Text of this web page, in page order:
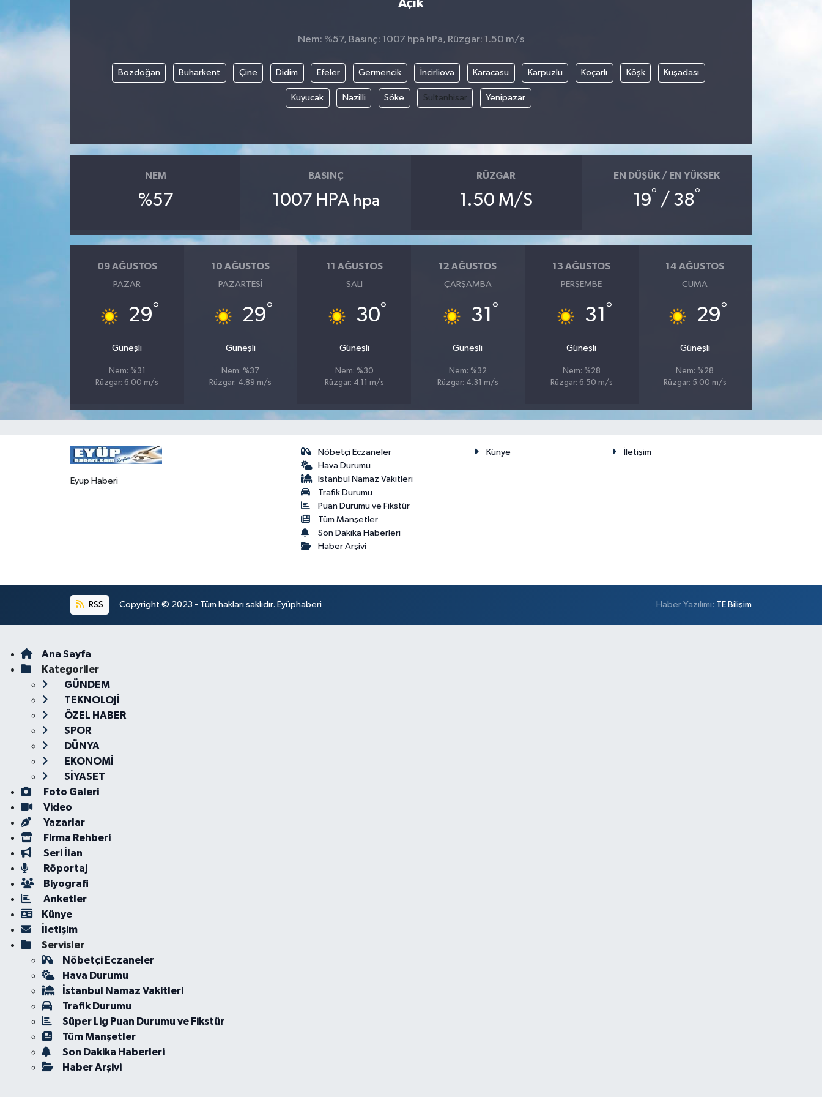
Açık
Nem: %57, Basınç: 1007 hpa hPa, Rüzgar: 1.50 m/s
Bozdoğan Buharkent Çine Didim Efeler Germencik İncirliova Karacasu Karpuzlu Koçarlı Köşk Kuşadası
Kuyucak Nazilli Söke Sultanhisar Yenipazar
NEM
%57
BASINÇ
1007 HPA hpa
RÜZGAR
1.50 M/S
EN DÜŞÜK / EN YÜKSEK
19° / 38°
09 AĞUSTOS
PAZAR
29°
Güneşli
Nem: %31
Rüzgar: 6.00 m/s
10 AĞUSTOS
PAZARTESI
29°
Güneşli
Nem: %37
Rüzgar: 4.89 m/s
11 AĞUSTOS
SALI
30°
Güneşli
Nem: %30
Rüzgar: 4.11 m/s
12 AĞUSTOS
ÇARŞAMBA
31 °
Güneşli
Nem: %32
Rüzgar: 4.31 m/s
13 AĞUSTOS
PERŞEMBE
31 °
Güneşli
Nem: %28
Rüzgar: 6.50 m/s
14 AĞUSTOS
CUMA
29°
Güneşli
Nem: %28
Rüzgar: 5.00 m/s
Eyup Haberi
Nöbetçi Eczaneler
Hava Durumu
İstanbul Namaz Vakitleri
Trafik Durumu
Puan Durumu ve Fikstür
Tüm Manşetler
Son Dakika Haberleri
Haber Arşivi
Künye İletişim
RSS Copyright © 2023 - Tüm hakları saklıdır. Eyüphaberi Haber Yazılımı: TE Bilişim
Ana Sayfa
Kategoriler
GÜNDEM
TEKNOLOJİ
ÖZEL HABER
SPOR
DÜNYA
EKONOMİ
SİYASET
Foto Galeri
Video
Yazarlar
Firma Rehberi
Seri İlan
Röportaj
Biyografi
Anketler
Künye
İletişim
Servisler
Nöbetçi Eczaneler
Hava Durumu
İstanbul Namaz Vakitleri
Trafik Durumu
Süper Lig Puan Durumu ve Fikstür
Tüm Manşetler
Son Dakika Haberleri
Haber Arşivi